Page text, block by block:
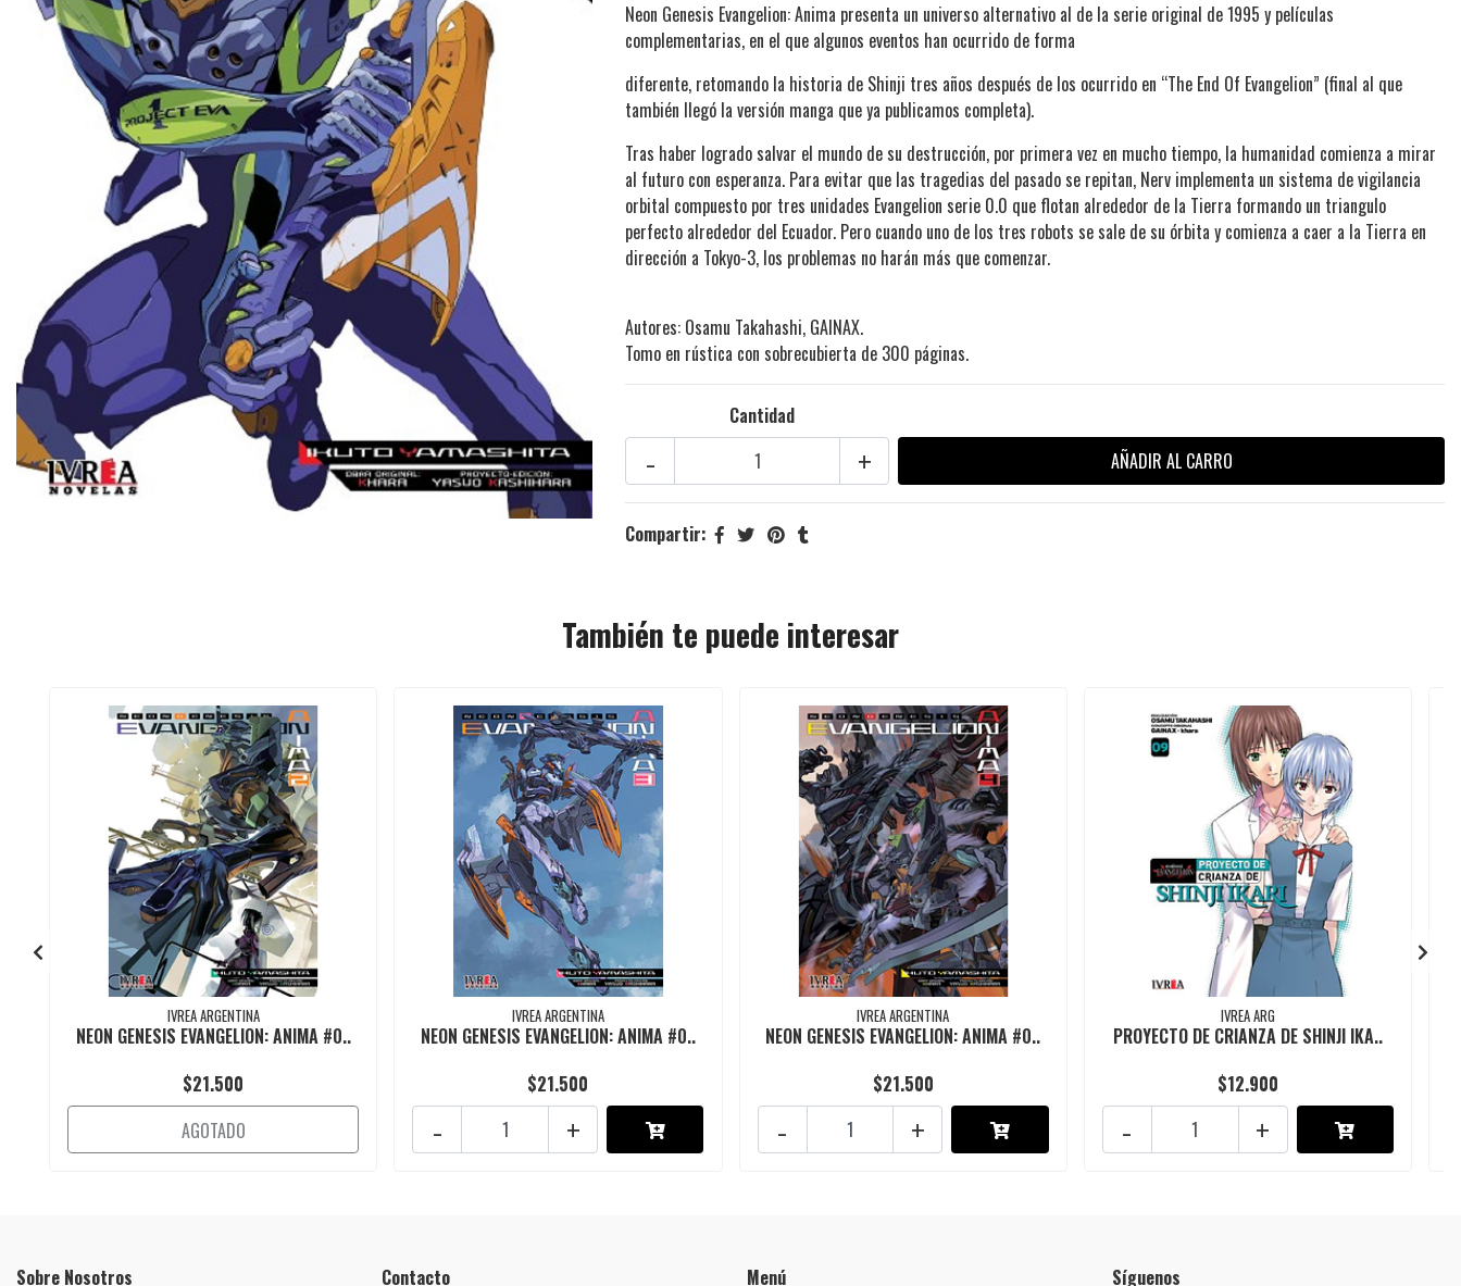
Neon Genesis Evangelion: Anima presenta un universo alternativo al de la serie original de 1995 y películas
complementarias, en el que algunos eventos han ocurrido de forma
diferente, retomando la historia de Shinji tres años después de los ocurrido en “The End Of Evangelion” (final al que
también llegó la versión manga que ya publicamos completa).
Tras haber logrado salvar el mundo de su destrucción, por primera vez en mucho tiempo, la humanidad comienza a mirar
al futuro con esperanza. Para evitar que las tragedias del pasado se repitan, Nerv implementa un sistema de vigilancia
orbital compuesto por tres unidades Evangelion serie 0.0 que flotan alrededor de la Tierra formando un triangulo
perfecto alrededor del Ecuador. Pero cuando uno de los tres robots se sale de su órbita y comienza a caer a la Tierra en
dirección a Tokyo-3, los problemas no harán más que comenzar.
Autores: Osamu Takahashi, GAINAX.
Tomo en rústica con sobrecubierta de 300 páginas.
Cantidad
+
-
Compartir:
También te puede interesar
IVREA ARGENTINA
NEON GENESIS EVANGELION: ANIMA #0..
$21.500
AGOTADO
IVREA ARGENTINA
NEON GENESIS EVANGELION: ANIMA #0..
$21.500
+
-
IVREA ARGENTINA
NEON GENESIS EVANGELION: ANIMA #0..
$21.500
+
-
IVREA ARG
PROYECTO DE CRIANZA DE SHINJI IKA..
$12.900
+
-
Sobre Nosotros Contacto Menú Síguenos